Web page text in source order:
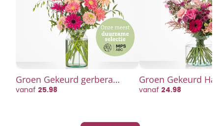
Groen Gekeurd gerbera
boeket
vanaf 25.98
Groen Gekeurd
vanaf 24.98